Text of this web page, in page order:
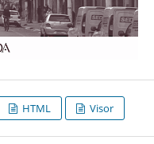
HTML Visor